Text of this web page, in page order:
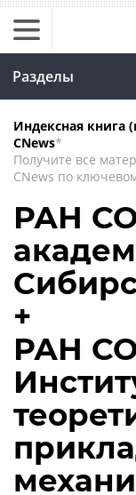
Разделы
Индексная книга
CNews*
Получите все
CNews по
РАН
+
РАН